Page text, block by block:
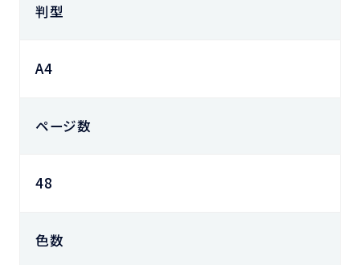
判型
A4
ページ数
48
色数